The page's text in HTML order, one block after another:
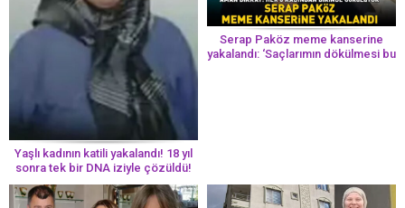
Yaşlı kadının katili yakalandı! 18 yıl
sonra tek bir DNA iziyle çözüldü!
Serap Paköz meme kanserine
yakalandı: ‘Saçlarımın dökülmesi bu